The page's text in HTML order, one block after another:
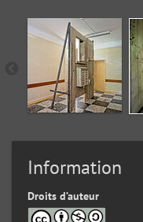
Information
Droits d’auteur